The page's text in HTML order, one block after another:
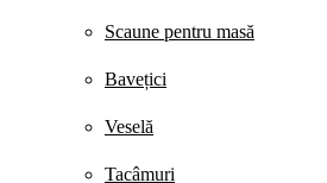
Scaune pentru masă
Bavețici
Veselă
Tacâmuri